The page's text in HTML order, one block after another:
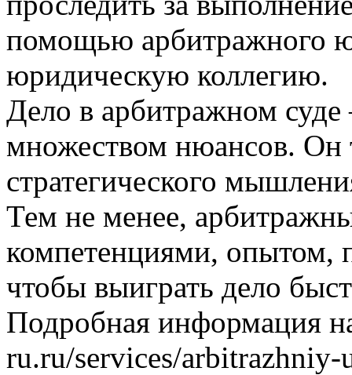
помощью арбитражного
юридическую коллегию.
Дело в арбитражном
множеством нюансов. Он
стратегического
Тем не менее,
компетенциями, опытом,
чтобы выиграть дело
Подробная информация
ru.ru/services/arbitrazhniy-